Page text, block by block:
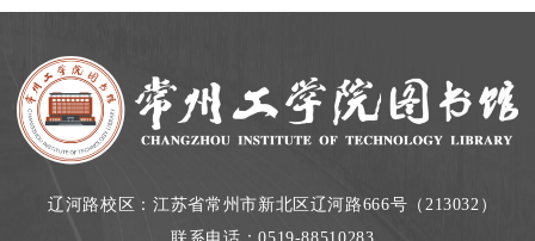
辽河路校区：江苏省常州市新北区辽河路666号（213032）